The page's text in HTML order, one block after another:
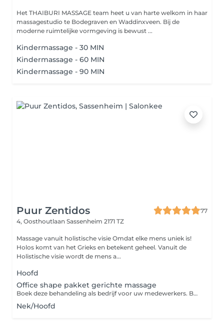
Het THAIBURI MASSAGE team heet u van harte welkom in haar
massagestudio te Bodegraven en Waddinxveen. Bij de
moderne ruimtelijke vormgeving is bewust ...
Kindermassage - 30 MIN
Kindermassage - 60 MIN
Kindermassage - 90 MIN
Puur Zentidos
77
4, Oosthoutlaan Sassenheim 2171 TZ
Massage vanuit holistische visie Omdat elke mens uniek is!
Holos komt van het Grieks en betekent geheel. Vanuit de
Holistische visie wordt de mens a...
Hoofd
Office shape pakket gerichte massage
Boek deze behandeling als bedrijf voor uw medewerkers. Behandeling worden niet in rekening gebracht maar maandelijks gefactureerd. De minimale afname is 4 massages per maand.
Nek/Hoofd